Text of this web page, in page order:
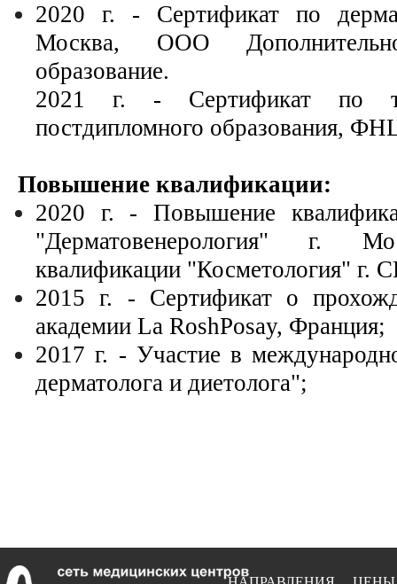
2020 г. - Сертификат по
Москва, ООО
образование.
2021 г. - Сертификат по
постдипломного образования,
Повышение квалификации:
2020 г. - Повышение
"Дерматовенерология" г.
квалификации "Косметология" г.
2015 г. - Сертификат о
академии La RoshPosay, Франция;
2017 г. - Участие в
дерматолога и диетолога";